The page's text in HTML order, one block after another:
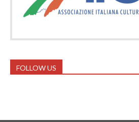
FOLLOW US